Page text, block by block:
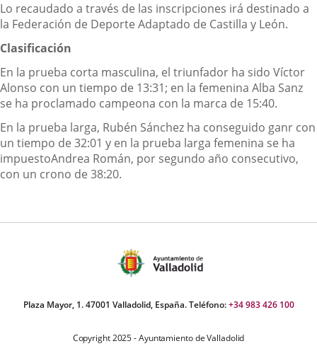
Lo recaudado a través de las inscripciones irá destinado a
la Federación de Deporte Adaptado de Castilla y León.
Clasificación
En la prueba corta masculina, el triunfador ha sido Víctor
Alonso con un tiempo de 13:31; en la femenina Alba Sanz
se ha proclamado campeona con la marca de 15:40.
En la prueba larga, Rubén Sánchez ha conseguido ganr con
un tiempo de 32:01 y en la prueba larga femenina se ha
impuestoAndrea Román, por segundo año consecutivo,
con un crono de 38:20.
Plaza Mayor, 1. 47001 Valladolid, España. Teléfono:+34 983 426 100
Copyright 2025 - Ayuntamiento de Valladolid